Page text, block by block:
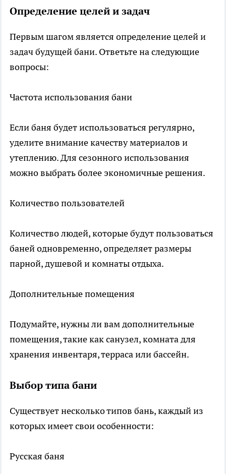
Определение целей и задач
Первым шагом является определение целей и
задач будущей бани. Ответьте на следующие
вопросы:
Частота использования бани
Если баня будет использоваться регулярно,
уделите внимание качеству материалов и
утеплению. Для сезонного использования
можно выбрать более экономичные решения.
Количество пользователей
Количество людей, которые будут пользоваться
баней одновременно, определяет размеры
парной, душевой и комнаты отдыха.
Дополнительные помещения
Подумайте, нужны ли вам дополнительные
помещения, такие как санузел, комната для
хранения инвентаря, терраса или бассейн.
Выбор типа бани
Существует несколько типов бань, каждый из
которых имеет свои особенности:
Русская баня